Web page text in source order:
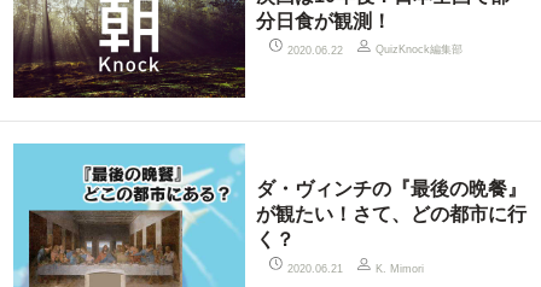
分日食が観測！
2020.06.22 QuizKnock編集部
ダ・ヴィンチの『最後の晩餐』
が観たい！さて、どの都市に行
く？
2020.06.21 K. Mimori